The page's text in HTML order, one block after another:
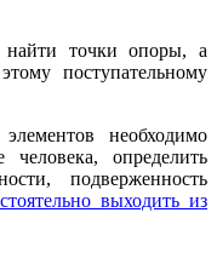
точки опоры, а
поступательному
необходимо
человека, определить
подверженность
выходить из